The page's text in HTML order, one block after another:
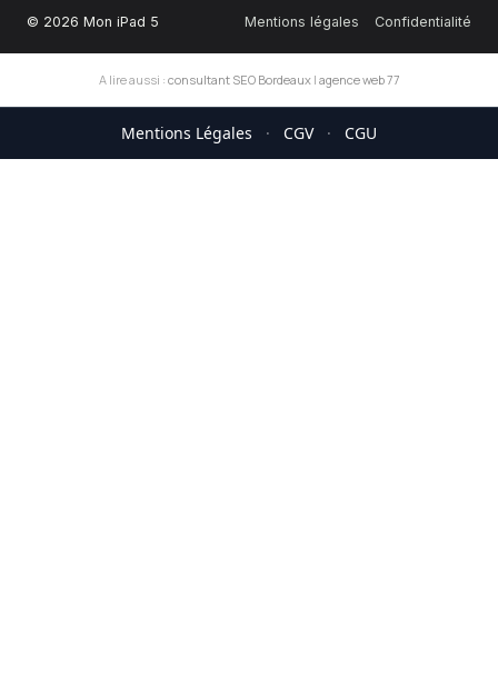
© 2026 Mon iPad 5 Mentions légales Confidentialité
A lire aussi : consultant SEO Bordeaux| agence web 77
Mentions Légales · CGV · CGU